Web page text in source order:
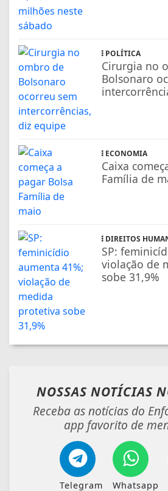
POLÍTICA
Cirurgia no
Bolsonaro
ECONOMIA
Caixa
Família de
DIREITOS
SP:
violação de
sobe 31,9%
NOSSAS NOTÍCIAS
Receba as notícias do
app favorito de
Telegram Whatsapp